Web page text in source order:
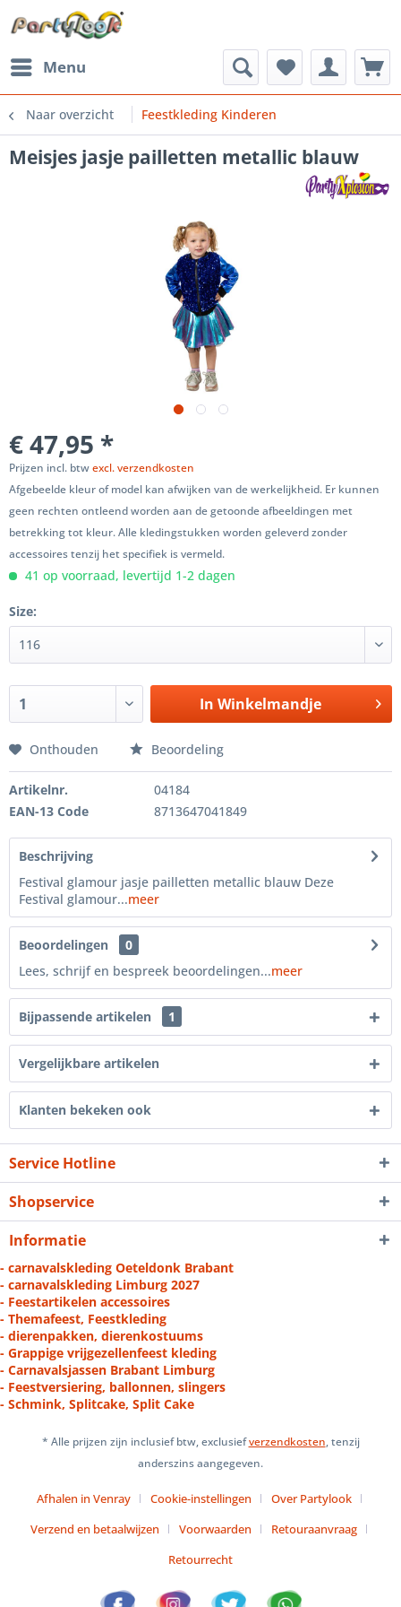
Menu
Naar overzicht Feestkleding Kinderen
Meisjes jasje pailletten metallic blauw
€ 47,95 *
Prijzen incl. btwexcl. verzendkosten
Afgebeelde kleur of model kan afwijken van de werkelijkheid. Er kunnen
geen rechten ontleend worden aan de getoonde afbeeldingen met
betrekking tot kleur. Alle kledingstukken worden geleverd zonder
accessoires tenzij het specifiek is vermeld.
41 op voorraad, levertijd 1-2 dagen
Size:
In Winkelmandje
Onthouden Beoordeling
Artikelnr.
04184
EAN-13 Code
8713647041849
Beschrijving
Festival glamour jasje pailletten metallic blauw Deze
Festival glamour...meer
Beoordelingen
0
Lees, schrijf en bespreek beoordelingen...meer
Bijpassende artikelen 1
Vergelijkbare artikelen
Klanten bekeken ook
Service Hotline
Shopservice
Informatie
- carnavalskleding Oeteldonk Brabant
- carnavalskleding Limburg 2027
- Feestartikelen accessoires
- Themafeest, Feestkleding
- dierenpakken, dierenkostuums
- Grappige vrijgezellenfeest kleding
- Carnavalsjassen Brabant Limburg
- Feestversiering, ballonnen, slingers
- Schmink, Splitcake, Split Cake
* Alle prijzen zijn inclusief btw, exclusiefverzendkosten, tenzij
anderszins aangegeven.
Afhalen in Venray Cookie-instellingen
Over Partylook
Verzend en betaalwijzen
Voorwaarden
Retouraanvraag
Retourrecht